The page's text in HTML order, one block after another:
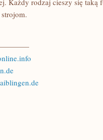
Każdy rodzaj cieszy się